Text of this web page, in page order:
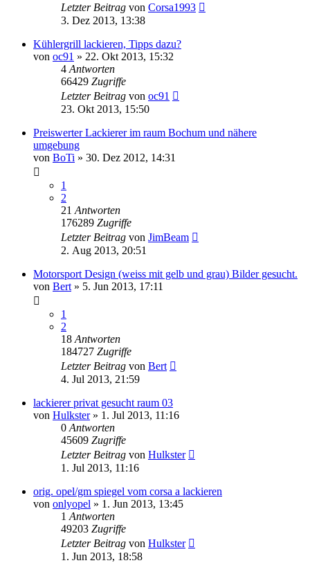
Letzter Beitrag von Corsa1993
3. Dez 2013, 13:38
Kühlergrill lackieren, Tipps dazu?
von oc91 » 22. Okt 2013, 15:32
4 Antworten
66429 Zugriffe
Letzter Beitrag von oc91
23. Okt 2013, 15:50
Preiswerter Lackierer im raum Bochum und nähere
umgebung
von BoTi » 30. Dez 2012, 14:31
1
2
21 Antworten
176289 Zugriffe
Letzter Beitrag von JimBeam
2. Aug 2013, 20:51
Motorsport Design (weiss mit gelb und grau) Bilder gesucht.
von Bert » 5. Jun 2013, 17:11
1
2
18 Antworten
184727 Zugriffe
Letzter Beitrag von Bert
4. Jul 2013, 21:59
lackierer privat gesucht raum 03
von Hulkster» 1. Jul 2013, 11:16
0 Antworten
45609 Zugriffe
Letzter Beitrag von Hulkster
1. Jul 2013, 11:16
orig. opel/gm spiegel vom corsa a lackieren
von onlyopel » 1. Jun 2013, 13:45
1 Antworten
49203 Zugriffe
Letzter Beitrag von Hulkster
1. Jun 2013, 18:58